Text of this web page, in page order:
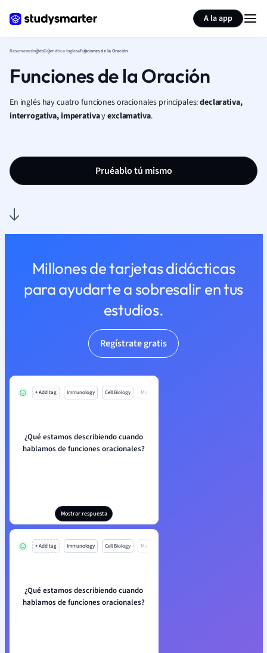
A la app
ResumenesInglésGramática InglesaFunciones de la Oración
Funciones de la Oración
En inglés hay cuatro funciones oracionales principales:declarativa,
interrogativa, imperativayexclamativa.
Pruéablo tú mismo
Millones de tarjetas didácticas
para ayudarte a sobresalir en tus
estudios.
Regístrate gratis
+ Add tag Immunology Cell Biology Mo
¿Qué estamos describiendo cuando
hablamos de funciones oracionales?
Mostrar respuesta
+ Add tag Immunology Cell Biology Mo
¿Qué estamos describiendo cuando
hablamos de funciones oracionales?
Resumir página